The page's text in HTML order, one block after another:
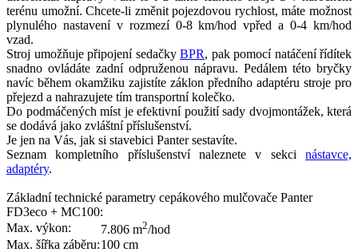
terénu umožní. Chcete-li změnit pojezdovou rychlost, máte možnost
plynulého nastavení v rozmezí 0-8 km/hod vpřed a 0-4 km/hod
vzad.
Stroj umožňuje připojení sedačky BPR, pak pomocí natáčení řídítek
snadno ovládáte zadní odpruženou nápravu. Pedálem této bryčky
navíc během okamžiku zajistíte záklon předního adaptéru stroje pro
přejezd a nahrazujete tím transportní kolečko.
Do podmáčených míst je efektivní použití sady dvojmontážek, která
se dodává jako zvláštní příslušenství.
Je jen na Vás, jak si stavebici Panter sestavíte.
Seznam kompletního příslušenství naleznete v sekci nástavce,
adaptéry.
Základní technické parametry cepákového mulčovače Panter
FD3eco + MC100:
Max. výkon:
7.806 m2/hod
Max. šířka záběru:100 cm